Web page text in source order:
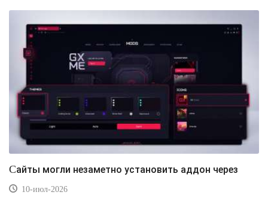
Сайты могли незаметно установить аддон через
10-июл-2026